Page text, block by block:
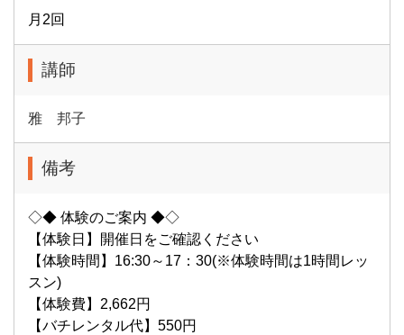
月2回
講師
雅 邦子
備考
◇◆ 体験のご案内 ◆◇
【体験日】開催日をご確認ください
【体験時間】16:30～17：30(※体験時間は1時間レッ
スン)
【体験費】2,662円
【バチレンタル代】550円